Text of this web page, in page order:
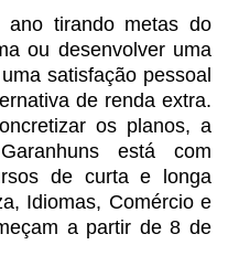
tirando metas do
ou desenvolver uma
satisfação pessoal
de renda extra.
os planos, a
está com
de curta e longa
Idiomas, Comércio e
a partir de 8 de